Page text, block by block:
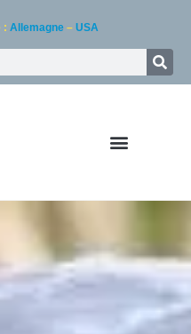
: Allemagne – USA